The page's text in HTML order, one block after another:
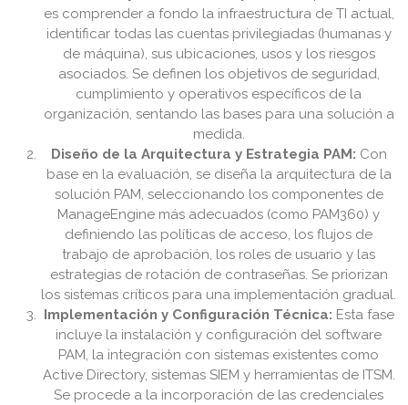
es comprender a fondo la infraestructura de TI actual,
identificar todas las cuentas privilegiadas (humanas y
de máquina), sus ubicaciones, usos y los riesgos
asociados. Se definen los objetivos de seguridad,
cumplimiento y operativos específicos de la
organización, sentando las bases para una solución a
medida.
Diseño de la Arquitectura y Estrategia PAM: Con
base en la evaluación, se diseña la arquitectura de la
solución PAM, seleccionando los componentes de
ManageEngine más adecuados (como PAM360) y
definiendo las políticas de acceso, los flujos de
trabajo de aprobación, los roles de usuario y las
estrategias de rotación de contraseñas. Se priorizan
los sistemas críticos para una implementación gradual.
Implementación y Configuración Técnica: Esta fase
incluye la instalación y configuración del software
PAM, la integración con sistemas existentes como
Active Directory, sistemas SIEM y herramientas de ITSM.
Se procede a la incorporación de las credenciales